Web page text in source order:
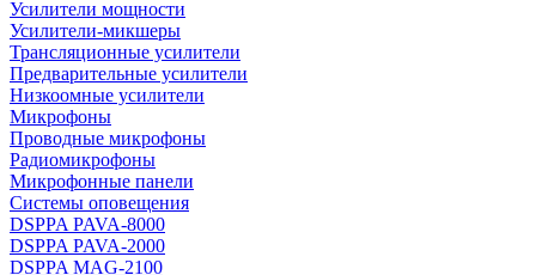
Усилители мощности
Усилители-микшеры
Трансляционные усилители
Предварительные усилители
Низкоомные усилители
Микрофоны
Проводные микрофоны
Радиомикрофоны
Микрофонные панели
Системы оповещения
DSPPA PAVA-8000
DSPPA PAVA-2000
DSPPA MAG-2100